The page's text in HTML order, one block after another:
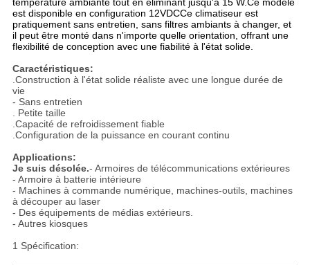
température ambiante tout en éliminant jusqu'à 15 W.Ce modèle
est disponible en configuration 12VDCCe climatiseur est
pratiquement sans entretien, sans filtres ambiants à changer, et
il peut être monté dans n'importe quelle orientation, offrant une
flexibilité de conception avec une fiabilité à l'état solide.
Caractéristiques:
.Construction à l'état solide réaliste avec une longue durée de
vie
- Sans entretien
. Petite taille
.Capacité de refroidissement fiable
.Configuration de la puissance en courant continu
Applications:
Je suis désolée.- Armoires de télécommunications extérieures
- Armoire à batterie intérieure
- Machines à commande numérique, machines-outils, machines
à découper au laser
- Des équipements de médias extérieurs.
- Autres kiosques
1 Spécification: